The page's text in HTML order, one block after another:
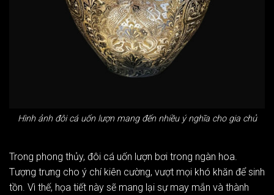
Hình ảnh đôi cá uốn lượn mang đến nhiều ý nghĩa cho gia chủ
Trong phong thủy, đôi cá uốn lượn bơi trong ngàn hoa.
Tượng trưng cho ý chí kiên cường, vượt mọi khó khăn để sinh
tồn. Vì thế, họa tiết này sẽ mang lại sự may mắn và thành